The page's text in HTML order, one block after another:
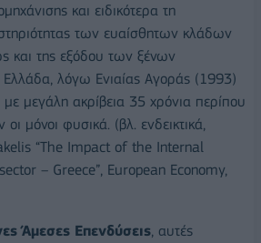
και ειδικότερα τη
των ευαίσθητων κλάδων
και της εξόδου των ξένων
λόγω Ενιαίας Αγοράς (1993)
με μεγάλη ακρίβεια 35 χρόνια περίπου
μόνοι φυσικά. (βλ. ενδεικτικά,
“The Impact of the Internal
– Greece”, European Economy,
Άμεσες Επενδύσεις , αυτές